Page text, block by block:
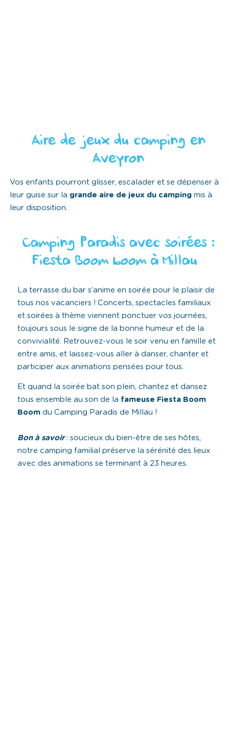
Aire de jeux du camping en
Aveyron
Vos enfants pourront glisser, escalader et se dépenser à
leur guise sur la grande aire de jeux du camping mis à
leur disposition.
Camping Paradis avec soirées :
Fiesta Boom boom à Millau !
La terrasse du bar s’anime en soirée pour le plaisir de
tous nos vacanciers ! Concerts, spectacles familiaux
et soirées à thème viennent ponctuer vos journées,
toujours sous le signe de la bonne humeur et de la
convivialité. Retrouvez-vous le soir venu en famille et
entre amis, et laissez-vous aller à danser, chanter et
participer aux animations pensées pour tous.
Et quand la soirée bat son plein, chantez et dansez
tous ensemble au son de la fameuse Fiesta Boom
Boomdu Camping Paradis de Millau !
Bon à savoir: soucieux du bien-être de ses hôtes,
notre camping familial préserve la sérénité des lieux
avec des animations se terminant à 23 heures.